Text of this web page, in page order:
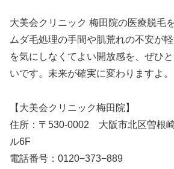
大美会クリニック 梅田院の医療脱毛
ムダ毛処理の手間や肌荒れの不安が
を気にしなくてよい開放感を、ぜひ
いです。未来が確実に変わりますよ。
【大美会クリニック梅田院】
住所：〒530-0002 大阪市北区曽根
ル6F
電話番号：0120−373−889